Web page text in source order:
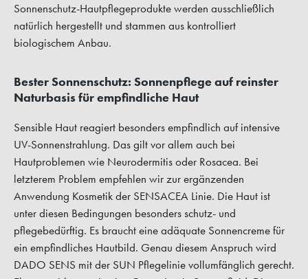
Sonnenschutz-Hautpflegeprodukte werden ausschließlich
natürlich hergestellt und stammen aus kontrolliert
biologischem Anbau.
Bester Sonnenschutz: Sonnenpflege auf reinster
Naturbasis für empfindliche Haut
Sensible Haut reagiert besonders empfindlich auf intensive
UV-Sonnenstrahlung. Das gilt vor allem auch bei
Hautproblemen wie Neurodermitis oder Rosacea. Bei
letzterem Problem empfehlen wir zur ergänzenden
Anwendung Kosmetik der SENSACEA Linie. Die Haut ist
unter diesen Bedingungen besonders schutz- und
pflegebedürftig. Es braucht eine adäquate Sonnencreme für
ein empfindliches Hautbild. Genau diesem Anspruch wird
DADO SENS mit der SUN Pflegelinie vollumfänglich gerecht.